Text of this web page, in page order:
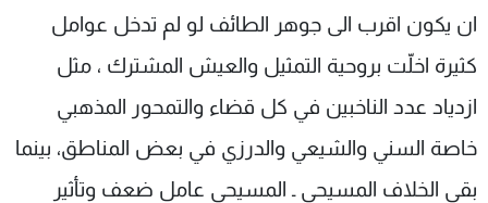
ان يكون اقرب الى جوهر الطائف لو لم تدخل عوامل
كثيرة اخلّت بروحية التمثيل والعيش المشترك ، مثل
ازدياد عدد الناخبين في كل قضاء والتمحور المذهبي
خاصة السني والشيعي والدرزي في بعض المناطق، بينما
بقي الخلاف المسيحي ـ المسيحي عامل ضعف وتأثير